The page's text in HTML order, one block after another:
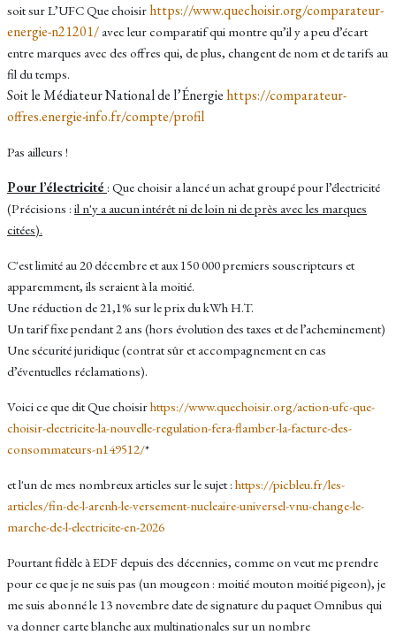
soit sur L’UFC Que choisir https://www.quechoisir.org/comparateur-
energie-n21201/ avec leur comparatif qui montre qu’il y a peu d’écart
entre marques avec des offres qui, de plus, changent de nom et de tarifs au
fil du temps.
Soit le Médiateur National de l’Énergie https://comparateur-
offres.energie-info.fr/compte/profil
Pas ailleurs !
Pour l’électricité : Que choisir a lancé un achat groupé pour l’électricité
(Précisions : il n'y a aucun intérêt ni de loin ni de près avec les marques
citées).
C'est limité au 20 décembre et aux 150 000 premiers souscripteurs et
apparemment, ils seraient à la moitié.
Une réduction de 21,1% sur le prix du kWh H.T.
Un tarif fixe pendant 2 ans (hors évolution des taxes et de l’acheminement)
Une sécurité juridique (contrat sûr et accompagnement en cas
d’éventuelles réclamations).
Voici ce que dit Que choisirhttps://www.quechoisir.org/action-ufc-que-
choisir-electricite-la-nouvelle-regulation-fera-flamber-la-facture-des-
consommateurs-n149512/*
et l'un de mes nombreux articles sur le sujet : https://picbleu.fr/les-
articles/fin-de-l-arenh-le-versement-nucleaire-universel-vnu-change-le-
marche-de-l-electricite-en-2026
Pourtant fidèle à EDF depuis des décennies, comme on veut me prendre
pour ce que je ne suis pas (un mougeon : moitié mouton moitié pigeon), je
me suis abonné le 13 novembre date de signature du paquet Omnibus qui
va donner carte blanche aux multinationales sur un nombre